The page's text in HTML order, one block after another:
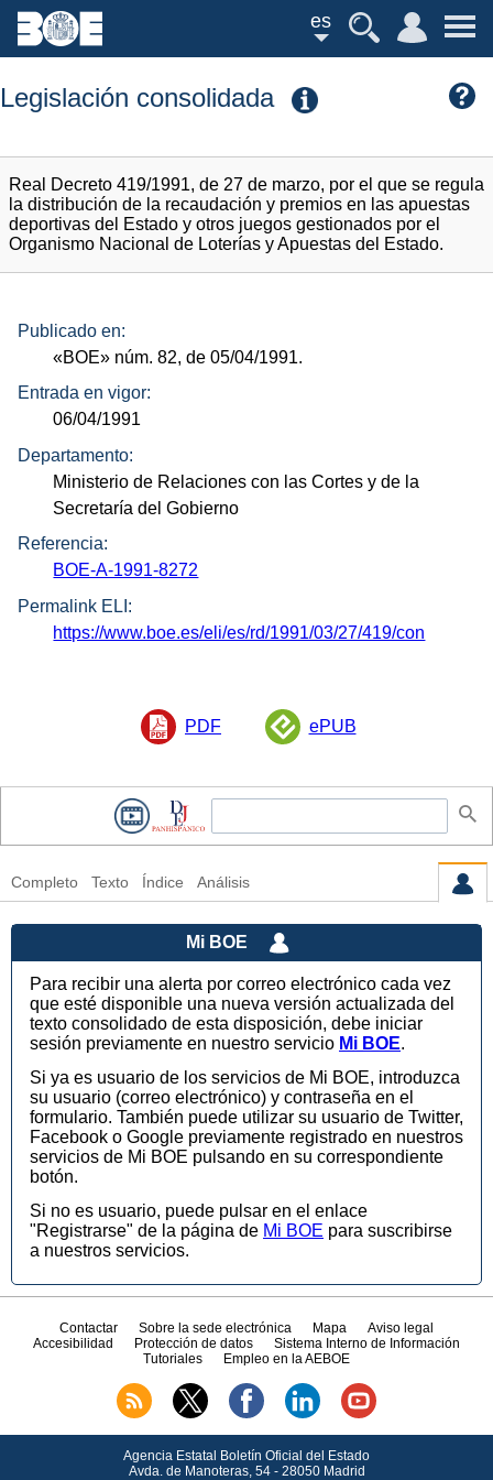
es
Legislación consolidada
Real Decreto 419/1991, de 27 de marzo, por el que se regula
la distribución de la recaudación y premios en las apuestas
deportivas del Estado y otros juegos gestionados por el
Organismo Nacional de Loterías y Apuestas del Estado.
Publicado en:
«BOE» núm. 82, de 05/04/1991.
Entrada en vigor:
06/04/1991
Departamento:
Ministerio de Relaciones con las Cortes y de la
Secretaría del Gobierno
Referencia:
BOE-A-1991-8272
Permalink ELI:
https://www.boe.es/eli/es/rd/1991/03/27/419/con
PDF ePUB
Completo Texto Índice Análisis
Mi BOE
Para recibir una alerta por correo electrónico cada vez
que esté disponible una nueva versión actualizada del
texto consolidado de esta disposición, debe iniciar
sesión previamente en nuestro servicio Mi BOE.
Si ya es usuario de los servicios de Mi BOE, introduzca
su usuario (correo electrónico) y contraseña en el
formulario. También puede utilizar su usuario de Twitter,
Facebook o Google previamente registrado en nuestros
servicios de Mi BOE pulsando en su correspondiente
botón.
Si no es usuario, puede pulsar en el enlace
"Registrarse" de la página de Mi BOE para suscribirse
a nuestros servicios.
Contactar Sobre la sede electrónica Mapa
Aviso legal
Accesibilidad
Protección de datos
Sistema Interno de Información
Tutoriales
Empleo en la AEBOE
Agencia Estatal Boletín Oficial del Estado
Avda. de Manoteras, 54 - 28050 Madrid